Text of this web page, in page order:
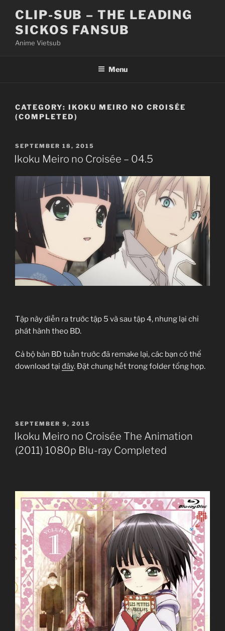
content
CLIP-SUB – THE LEADING
SICKOS FANSUB
Anime Vietsub
Menu
CATEGORY: IKOKU MEIRO NO CROISÉE
(COMPLETED)
POSTED
ON
SEPTEMBER 18, 2015
Ikoku Meiro no Croisée – 04.5
Tập này diễn ra trước tập 5 và sau tập 4, nhưng lại chỉ
phát hành theo BD.
Cả bộ bản BD tuần trước đã remake lại, các bạn có thể
download tại đây. Đặt chung hết trong folder tổng hợp.
POSTED
ON
SEPTEMBER 9, 2015
Ikoku Meiro no Croisée The Animation
(2011) 1080p Blu-ray Completed